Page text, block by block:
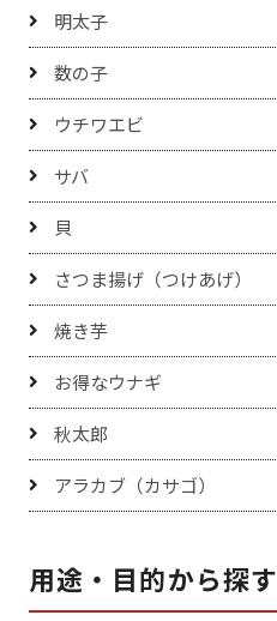
明太子
数の子
ウチワエビ
サバ
貝
さつま揚げ（つけあげ）
焼き芋
お得なウナギ
秋太郎
アラカブ（カサゴ）
用途・目的から探す